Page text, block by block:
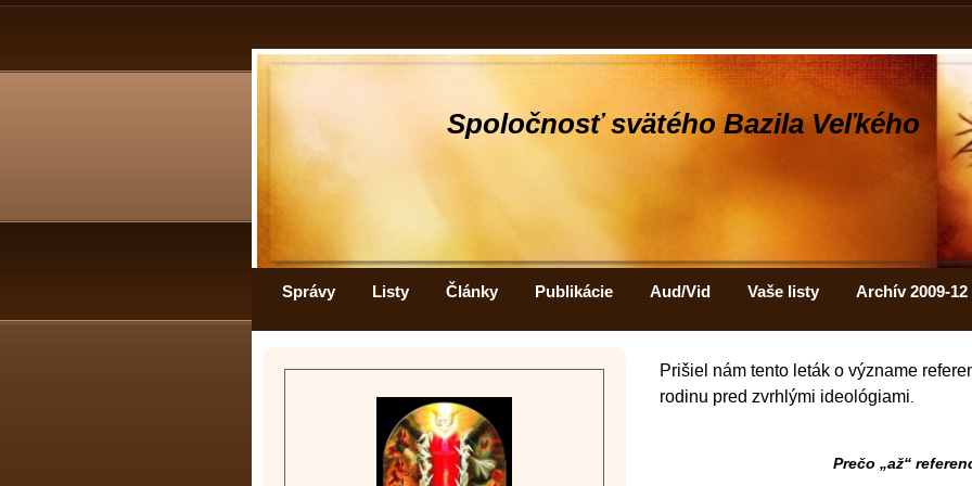
Spoločnosť svätého Bazila Veľkého
Správy Listy Články Publikácie Aud/Vid Vaše listy Archív 2009-12
Prišiel nám tento leták o význame
rodinu pred zvrhlými ideológiami.
Prečo „až“